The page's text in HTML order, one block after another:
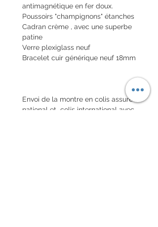
antimagnétique en fer doux.
Poussoirs "champignons" étanches
Cadran crème , avec une superbe
patine
Verre plexiglass neuf
Bracelet cuir générique neuf 18mm
Envoi de la montre en colis assuré
national et colis international avec